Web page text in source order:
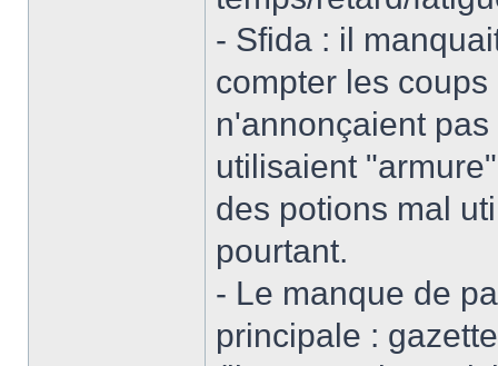
- Sfida : il
compter les
n'annonçaient
utilisaient
des potions mal
pourtant.
- Le manque de
principale :